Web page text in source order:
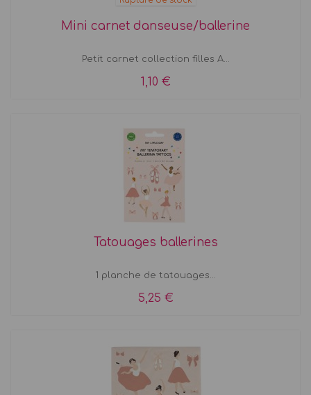
Mini carnet danseuse/ballerine
Petit carnet collection filles A...
1,10 €
Tatouages ballerines
1 planche de tatouages...
5,25 €